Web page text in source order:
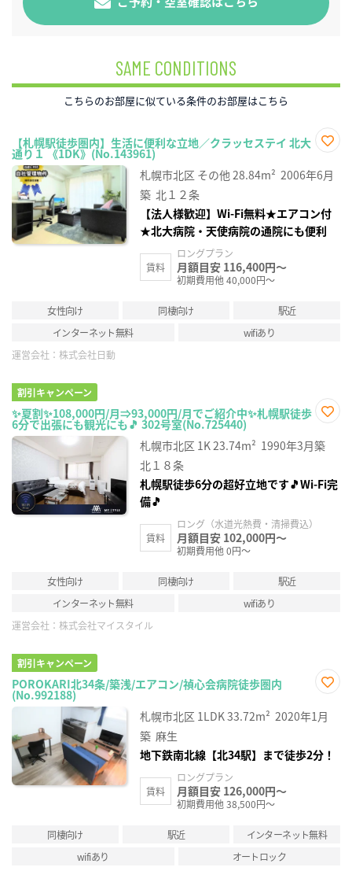
SAME CONDITIONS
こちらのお部屋に似ている条件のお部屋はこちら
【札幌駅徒歩圏内】生活に便利な立地／クラッセステイ 北大
通り１ 《1DK》(No.143961)
に入
り登
札幌市北区 その他28.84m² 2006年6月
築 北１２条
【法人様歓迎】Wi-Fi無料★エアコン付
★北大病院・天使病院の通院にも便利
賃料
ロングプラン
月額目安 116,400円～
初期費用他 40,000円～
女性向け 同棲向け
駅近
インターネット無料
wifiあり
運営会社： 株式会社日動
割引キャンペーン
✨夏割✨108,000円/月⇒93,000円/月でご紹介中✨札幌駅徒歩
6分で出張にも観光にも🎵 302号室(No.725440)
に入
り登
札幌市北区 1K23.74m² 1990年3月築
北１８条
札幌駅徒歩6分の超好立地です🎵Wi-Fi完
備🎵
賃料
ロング（水道光熱費・清掃費込）
月額目安 102,000円～
初期費用他 0円～
女性向け 同棲向け
駅近
インターネット無料
wifiあり
運営会社： 株式会社マイスタイル
割引キャンペーン
POROKARI北34条/築浅/エアコン/禎心会病院徒歩圏内
(No.992188)
に入
り登
札幌市北区 1LDK33.72m² 2020年1月
築 麻生
地下鉄南北線【北34駅】まで徒歩2分！
賃料
ロングプラン
月額目安 126,000円～
初期費用他 38,500円～
同棲向け 駅近
インターネット無料
wifiあり
オートロック